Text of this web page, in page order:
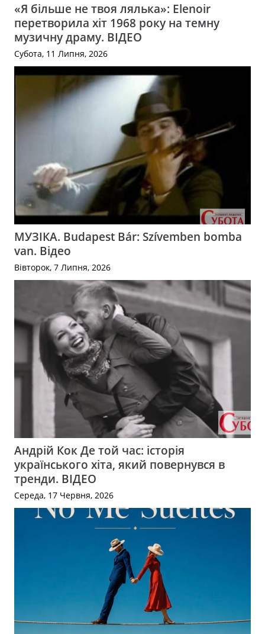
«Я більше не твоя лялька»: Elenoir
перетворила хіт 1968 року на темну
музичну драму. ВІДЕО
Субота, 11 Липня, 2026
МУЗІКА. Budapest Bár: Szívemben bomba
van. Відео
Вівторок, 7 Липня, 2026
Андрій Кок Де той час: історія
українського хіта, який повернувся в
тренди. ВІДЕО
Середа, 17 Червня, 2026